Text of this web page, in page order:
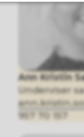
Ann Kristin
Underviser
957 70 157